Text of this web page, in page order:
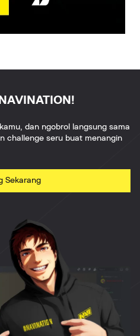
dan ngobrol langsung sama
challenge seru buat menangin
Sekarang